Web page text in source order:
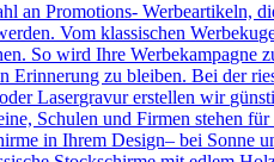
an Promotions- Werbeartikeln,
Vom klassischen
So wird Ihre
Erinnerung zu bleiben. Bei der
Lasergravur erstellen wir
Schulen und Firmen stehen
in Ihrem Design– bei Sonne